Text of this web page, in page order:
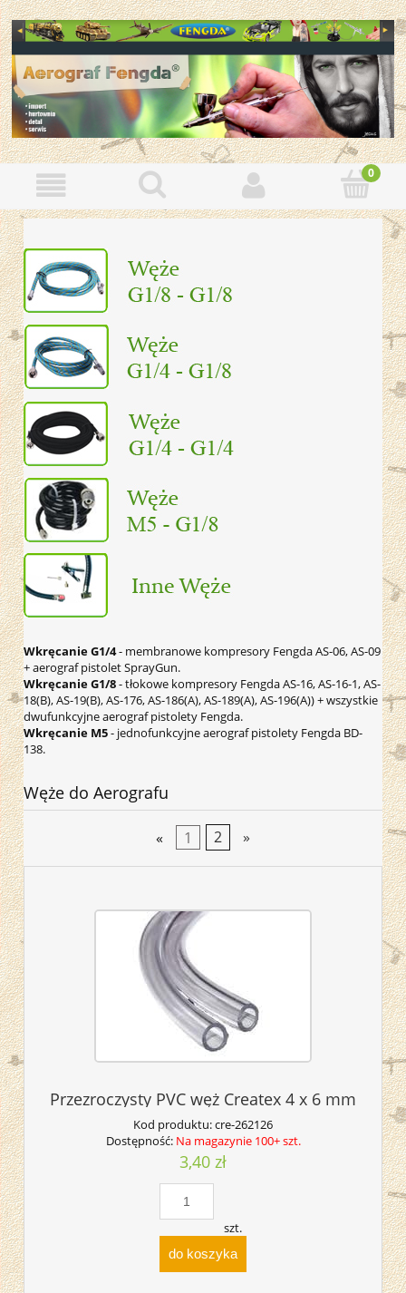
Wkręcanie G1/4- membranowe kompresory Fengda AS-06, AS-09
+ aerograf pistolet SprayGun.
Wkręcanie G1/8- tłokowe kompresory Fengda AS-16, AS-16-1, AS-
18(B), AS-19(B), AS-176, AS-186(A), AS-189(A), AS-196(A)) + wszystkie
dwufunkcyjne aerograf pistolety Fengda.
Wkręcanie M5- jednofunkcyjne aerograf pistolety Fengda BD-
138.
Węże do Aerografu
« 1 2 »
Przezroczysty PVC węż Createx 4 x 6 mm
Kod produktu:cre-262126
Dostępność: Na magazynie 100+ szt.
3,40 zł
szt.
do koszyka